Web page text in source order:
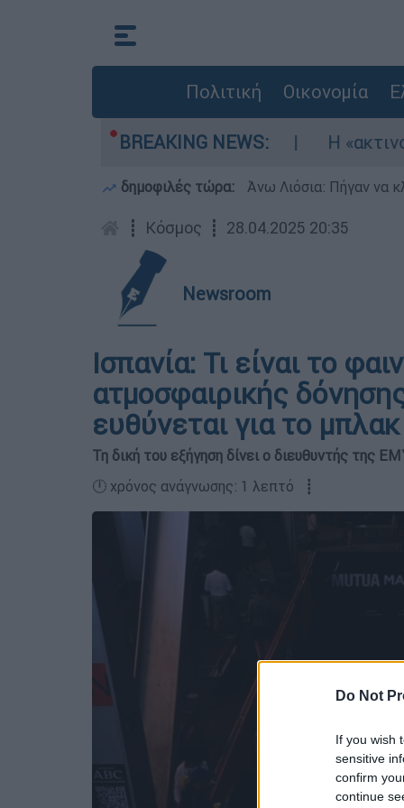
Do Not
If you wish
sensitive
confirm
continue
Πολιτική Οικονομία
BREAKING NEWS:
τρία αεροσκάφη Η
δημοφιλές τώρα: Άνω Λιόσια: Πήγαν να
┋ Κόσμος ┋ 28.04.2025 20:35
Newsroom
Ισπανία: Τι είναι το
ατμοσφαιρικής
ευθύνεται για το
Τη δική του εξήγηση δίνει ο διευθυντής της
🕛 χρόνος ανάγνωσης: 1 λεπτό ┋